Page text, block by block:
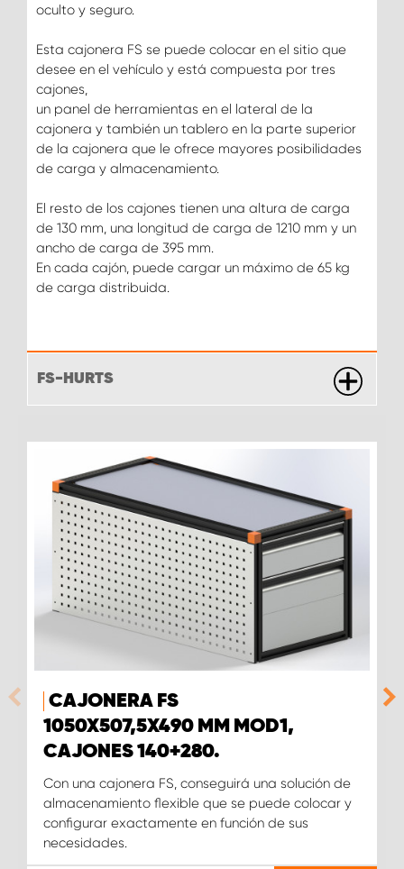
oculto y seguro.
Esta cajonera FS se puede colocar en el sitio que
desee en el vehículo y está compuesta por tres
cajones,
un panel de herramientas en el lateral de la
cajonera y también un tablero en la parte superior
de la cajonera que le ofrece mayores posibilidades
de carga y almacenamiento.
El resto de los cajones tienen una altura de carga
de 130 mm, una longitud de carga de 1210 mm y un
ancho de carga de 395 mm.
En cada cajón, puede cargar un máximo de 65 kg
de carga distribuida.
FS-HURTS
CAJONERA FS
1050X507,5X490 MM MOD1,
CAJONES 140+280.
Con una cajonera FS, conseguirá una solución de
almacenamiento flexible que se puede colocar y
configurar exactamente en función de sus
necesidades.